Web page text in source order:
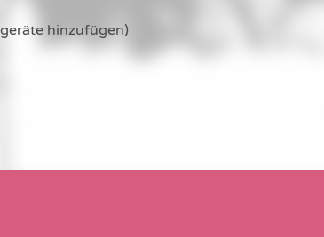
hinzufügen)